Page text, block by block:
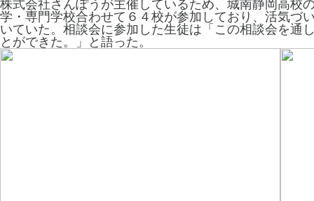
株式会社さんぽうが主催しているため、城南静岡高校
学・専門学校合わせて６４校が参加しており、活気づ
いていた。相談会に参加した生徒は「この相談会を通
とができた。」と語った。